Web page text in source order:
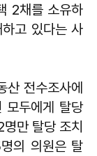
2채를 소유하
고 있다는 사
전수조사에
모두에게 탈당
만 탈당 조치
의 의원은 탈